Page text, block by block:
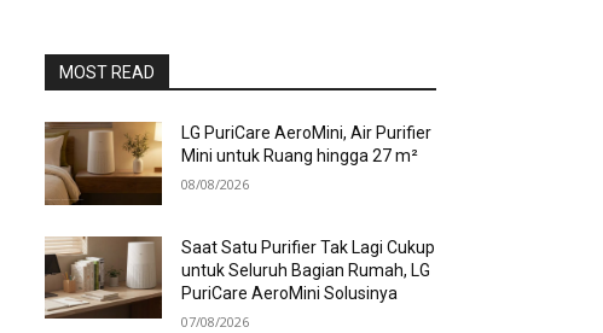
MOST READ
LG PuriCare AeroMini, Air Purifier
Mini untuk Ruang hingga 27 m²
08/08/2026
Saat Satu Purifier Tak Lagi Cukup
untuk Seluruh Bagian Rumah, LG
PuriCare AeroMini Solusinya
07/08/2026